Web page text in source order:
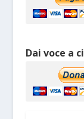
Dai voce a